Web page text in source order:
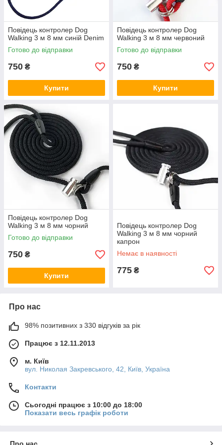
Повідець контролер Dog
Walking 3 м 8 мм синій Denim
Готово до відправки
750 ₴
Купити
Повідець контролер Dog
Walking 3 м 8 мм червоний
Готово до відправки
750 ₴
Купити
Повідець контролер Dog
Walking 3 м 8 мм чорний
Готово до відправки
750 ₴
Купити
Повідець контролер Dog
Walking 3 м 8 мм чорний
капрон
Немає в наявності
775 ₴
Про нас
98% позитивних з 330 відгуків за рік
Працює з 12.11.2013
м. Київ
вул. Николая Закревського, 42, Київ, Україна
Контакти
Сьогодні працює з 10:00 до 18:00
Показати весь графік роботи